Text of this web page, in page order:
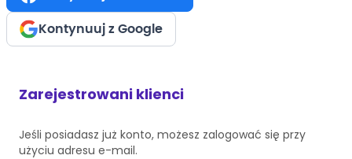
Kontynuuj z Google
Zarejestrowani klienci
Jeśli posiadasz już konto, możesz zalogować się przy
użyciu adresu e-mail.